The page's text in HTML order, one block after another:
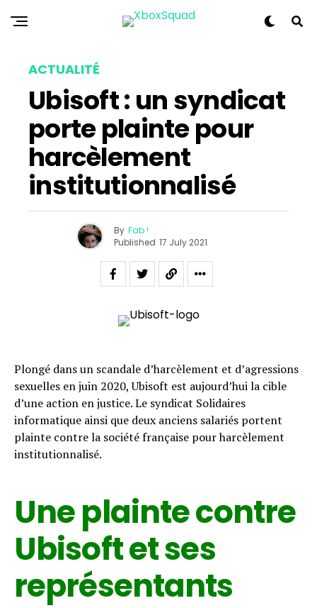
ACTUALITÉ
Ubisoft : un syndicat
porte plainte pour
harcèlement
institutionnalisé
By Fab !
Published 17 July 2021
Plongé dans un scandale d’harcèlement et d’agressions
sexuelles en juin 2020, Ubisoft est aujourd’hui la cible
d’une action en justice. Le syndicat Solidaires
informatique ainsi que deux anciens salariés portent
plainte contre la société française pour harcèlement
institutionnalisé.
Une plainte contre
Ubisoft et ses
représentants